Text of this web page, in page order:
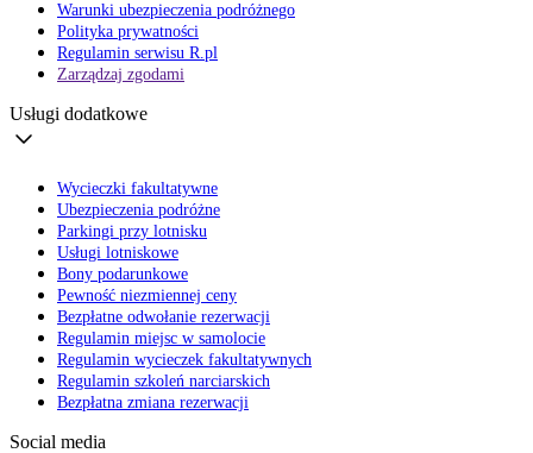
Warunki ubezpieczenia podróżnego
Polityka prywatności
Regulamin serwisu R.pl
Zarządzaj zgodami
Usługi dodatkowe
Wycieczki fakultatywne
Ubezpieczenia podróżne
Parkingi przy lotnisku
Usługi lotniskowe
Bony podarunkowe
Pewność niezmiennej ceny
Bezpłatne odwołanie rezerwacji
Regulamin miejsc w samolocie
Regulamin wycieczek fakultatywnych
Regulamin szkoleń narciarskich
Bezpłatna zmiana rezerwacji
Social media